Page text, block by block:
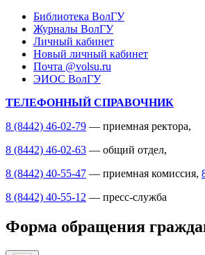
Библиотека ВолГУ
Журналы ВолГУ
Личный кабинет
Новый личный кабинет
Почта @volsu.ru
ЭИОС ВолГУ
ТЕЛЕФОННЫЙ СПРАВОЧНИК
8 (8442) 46-02-79 — приемная ректора,
8 (8442) 46-02-63 — общий отдел,
8 (8442) 40-55-47 — приемная комиссия,
8 (8442) 40-55-12 — пресс-служба
Форма обращения